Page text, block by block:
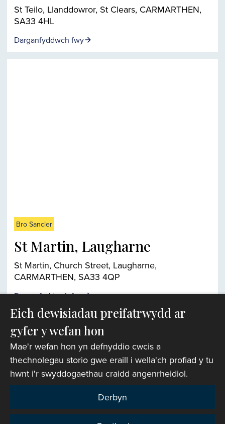
St Teilo, Llanddowror, St Clears, CARMARTHEN,
SA33 4HL
Darganfyddwch fwy
Bro Sancler
St Martin, Laugharne
St Martin, Church Street, Laugharne,
CARMARTHEN, SA33 4QP
Darganfyddwch fwy
Chwiliwr eglwysi
Eich dewisiadau preifatrwydd ar
gyfer y wefan hon
Mae'r wefan hon yn defnyddio cwcis a
thechnolegau storio gwe eraill i wella'ch profiad y tu
hwnt i'r swyddogaethau craidd angenrheidiol.
Derbyn